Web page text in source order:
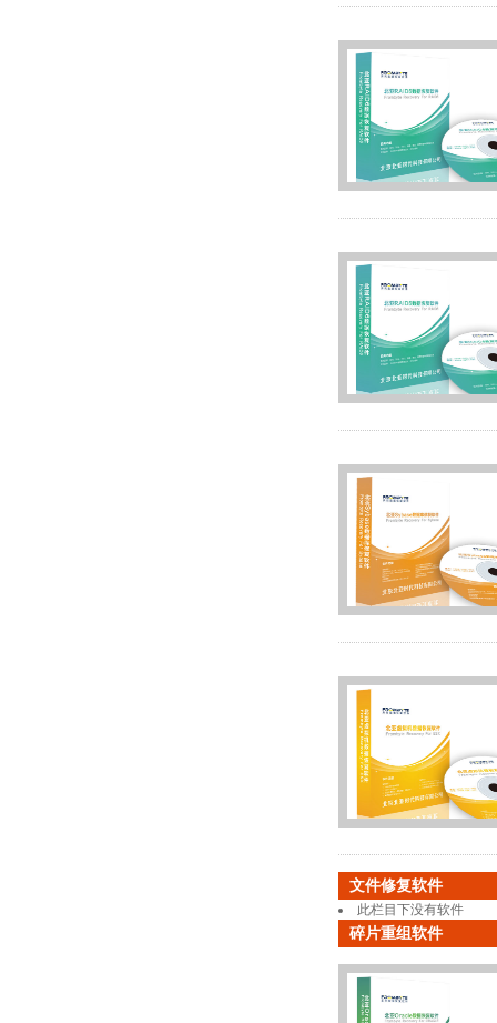
文件修复软件
此栏目下没有软件
碎片重组软件